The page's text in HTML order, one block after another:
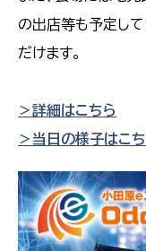
の出店等も予定し
だけます。
＞詳細はこちら
＞当日の様子はこ